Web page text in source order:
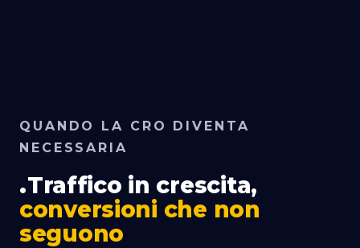
QUANDO LA CRO DIVENTA
NECESSARIA
Traffico in crescita,
conversioni che non
seguono